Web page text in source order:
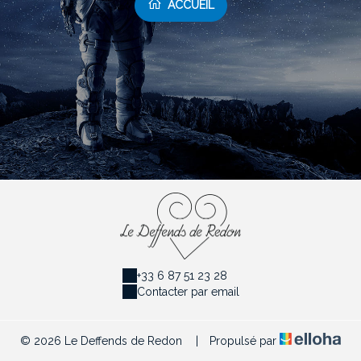
ACCUEIL
+33 6 87 51 23 28
Contacter par email
© 2026 Le Deffends de Redon Propulsé par